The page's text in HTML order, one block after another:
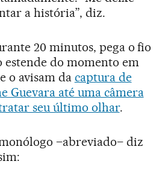
a história”, diz.
20 minutos, pega o fio
estende do momento em
o avisam da captura de
Guevara até uma câmera
seu último olhar.
–abreviado– diz